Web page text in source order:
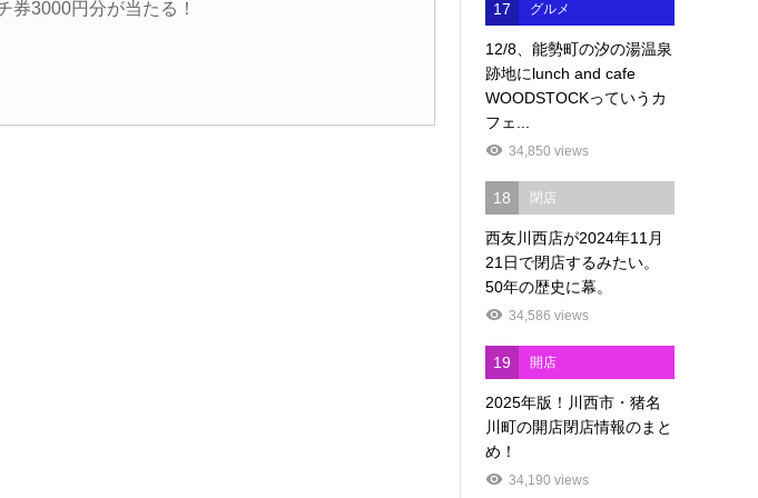
券3000円分が当たる！ 17 グルメ
12/8、能勢町の汐の湯温泉
跡地にlunch and cafe
WOODSTOCKっていうカ
フェ...
34,850 views
18 閉店
西友川西店が2024年11月
21日で閉店するみたい。
50年の歴史に幕。
34,586 views
19 開店
2025年版！川西市・猪名
川町の開店閉店情報のまと
め！
34,190 views